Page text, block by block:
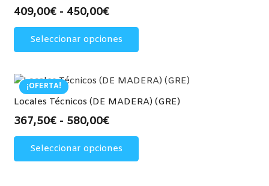
409,00€ - 450,00€Rango
de
precios:
desde
hasta
450,00€
Seleccionar opciones
variantes.
Las
¡OFERTA!
Locales Técnicos (DE MADERA) (GRE)
367,50€ - 580,00€Rango
de
precios:
desde
Seleccionar opciones